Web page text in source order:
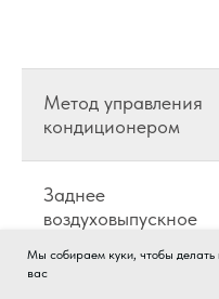
Метод управления
кондиционером
Заднее
воздуховыпускное
Мы собираем куки, чтобы делать
вас